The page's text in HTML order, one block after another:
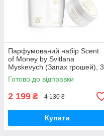
Парфумований набір Scent
of Money by Svitlana
Myskevych (Запах грошей), 3
од
Готово до відправки
2 199 ₴ 4 130 ₴
Купити